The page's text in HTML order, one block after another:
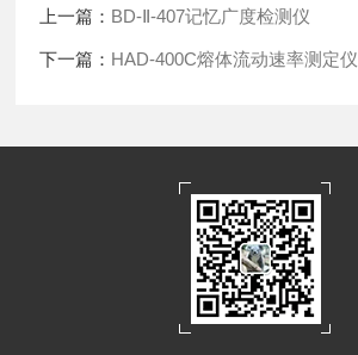
上一篇： BD-Ⅱ-407记忆广度检测仪
下一篇： HAD-400C熔体流动速率测定仪